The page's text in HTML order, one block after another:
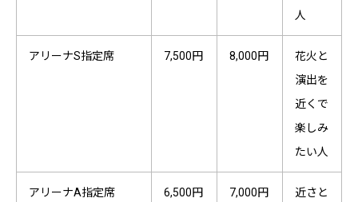
人
アリーナS指定席 7,500円 8,000円
花火と
演出を
近くで
楽しみ
たい人
アリーナA指定席 6,500円 7,000円 近さと